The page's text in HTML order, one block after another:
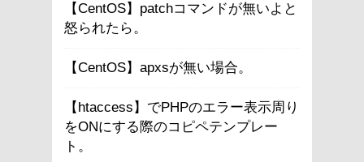
【CentOS】patchコマンドが無いよと
怒られたら。
【CentOS】apxsが無い場合。
【htaccess】でPHPのエラー表示周り
をONにする際のコピペテンプレー
ト。